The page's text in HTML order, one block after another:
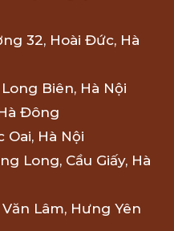
32, Hoài Đức, Hà
Biên, Hà Nội
Đông
Oai, Hà Nội
Long, Cầu Giấy, Hà
Lâm, Hưng Yên